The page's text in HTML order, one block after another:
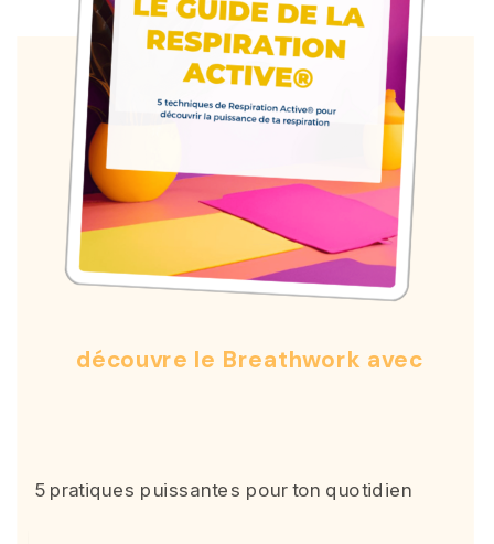
découvre le Breathwork avec
5 pratiques puissantes pour ton quotidien